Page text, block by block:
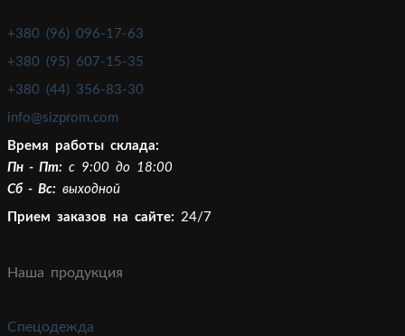
+380 (96) 096-17-63
+380 (95) 607-15-35
+380 (44) 356-83-30
info@sizprom.com
Время работы склада:
Пн - Пт: c 9:00 до 18:00
Сб - Вс: выходной
Прием заказов на сайте:24/7
Наша продукция
Спецодежда